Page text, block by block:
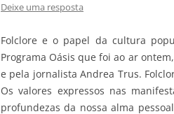
Deixe uma resposta
Folclore e o papel da cultura
Programa Oásis que foi ao ar
e pela jornalista Andrea Trus.
Os valores expressos nas
profundezas da nossa alma